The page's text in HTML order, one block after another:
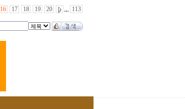
16 17 18 19 20 113